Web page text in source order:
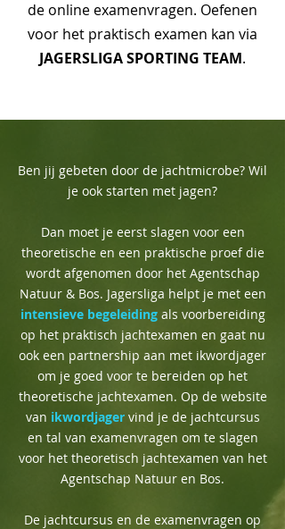
de online examenvragen. Oefenen
voor het praktisch examen kan via
JAGERSLIGA SPORTING TEAM.
Ben jij gebeten door de jachtmicrobe? Wil
je ook starten met jagen?
Dan moet je eerst slagen voor een
theoretische en een praktische proef die
wordt afgenomen door het Agentschap
Natuur & Bos. Jagersliga helpt je met een
intensieve begeleidingals voorbereiding
op het praktisch jachtexamen en gaat nu
ook een partnership aan met ikwordjager
om je goed voor te bereiden op het
theoretische jachtexamen. Op de website
van ikwordjagervind je de jachtcursus
en tal van examenvragen om te slagen
voor het theoretisch jachtexamen van het
Agentschap Natuur en Bos.
De jachtcursus en de examenvragen op